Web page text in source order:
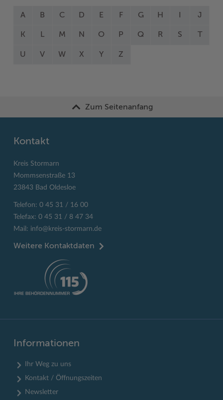
A B C D E F G H J
K L M N O P Q R S
U V W X Y Z
Zum Seitenanfang
Kontakt
Kreis Stormarn
Mommsenstraße 13
23843 Bad Oldesloe
Telefon: 0 45 31 / 16 00
Telefax: 0 45 31 / 8 47 34
Mail: info@kreis-stormarn.de
Weitere Kontaktdaten
Informationen
Ihr Weg zu uns
Kontakt / Öffnungszeiten
Newsletter